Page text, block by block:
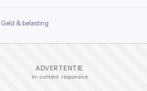
Geld & belasting
ADVERTENTIE
In-content · responsive